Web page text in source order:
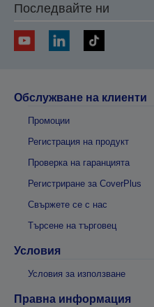
Последвайте ни
Обслужване на клиенти
Промоции
Регистрация на продукт
Проверка на гаранцията
Регистриране за CoverPlus
Свържете се с нас
Търсене на търговец
Условия
Условия за използване
Правна информация